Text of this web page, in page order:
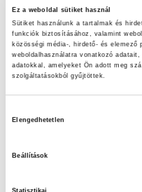
Ez a weboldal sütiket használ
Sütiket használunk a tartalmak és
funkciók biztosításához, valamint
közösségi média-, hirdető- és elemező
weboldalhasználatra vonatkozó
adatokkal, amelyeket Ön adott meg
szolgáltatásokból gyűjtöttek.
Elengedhetetlen
Beállítások
kiszerelésből 14 – 28 adag
Hasonló termékek